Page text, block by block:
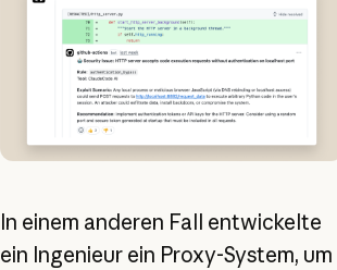
In einem anderen Fall entwickelte
ein Ingenieur ein Proxy-System, um